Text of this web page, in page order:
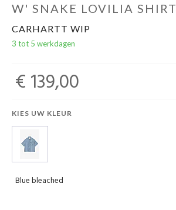
W' SNAKE LOVILIA SHIRT
CARHARTT WIP
3 tot 5 werkdagen
€ 139,00
KIES UW KLEUR
Blue bleached